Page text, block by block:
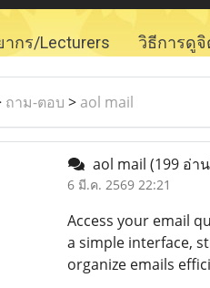
ากร/Lecturers วิธีการดูจิ
ถาม-ตอบ > aol mail
aol mail (199 อ่า
6 มี.ค. 2569 22:21
Access your email
a simple interface,
organize emails